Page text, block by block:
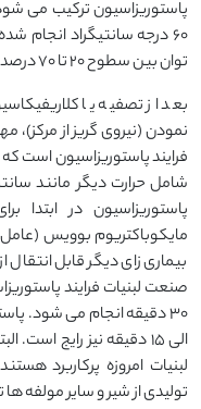
۶۰ درجه سانتیگراد انجام
توان بین سطوح ۲۰ تا ۷۰ درصد کنترل نمود.
بعد از تصفیه یا
نمودن (نیروی گریز از مرکز)،
فرایند پاستوریزاسیون است
شامل حرارت دیگر مانند
پاستوریزاسیون در ابتدا
مایکوباکتریوم بوویس
بیماری زای دیگر قابل انتقال
الی ۱۵ دقیقه نیز رایج
لبنیات امروزه پرکاربرد
تولیدی از شیر و سایر مولفه